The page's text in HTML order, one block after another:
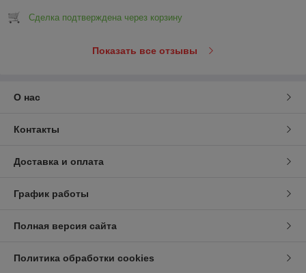
Сделка подтверждена через корзину
Показать все отзывы
О нас
Контакты
Доставка и оплата
График работы
Полная версия сайта
Политика обработки cookies